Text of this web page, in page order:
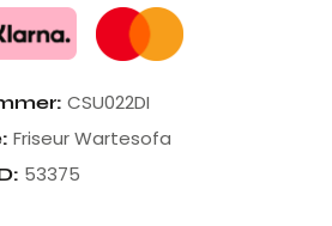
CSU022DI
Friseur Wartesofa
53375